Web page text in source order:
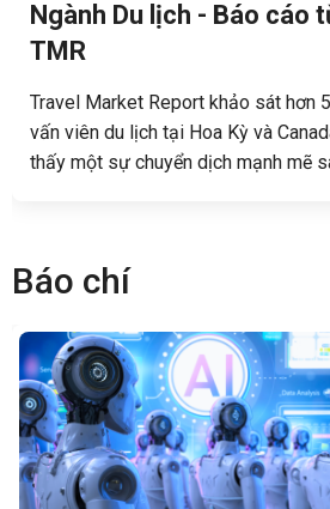
Ngành Du lịch - Báo cáo
TMR
Travel Market Report khảo sát hơn
vấn viên du lịch tại Hoa Kỳ và
thấy một sự chuyển dịch mạnh mẽ
Báo chí